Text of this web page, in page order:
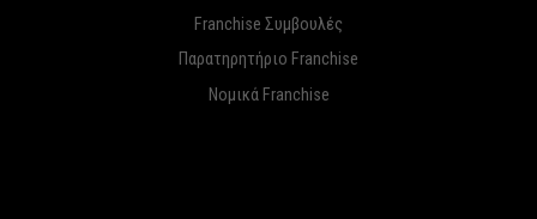
Franchise Συμβουλές
Παρατηρητήριο Franchise
Νομικά Franchise